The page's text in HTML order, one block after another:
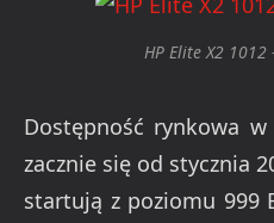
HP Elite X2
Dostępność rynkowa
zacznie się od stycznia
startują z poziomu 999